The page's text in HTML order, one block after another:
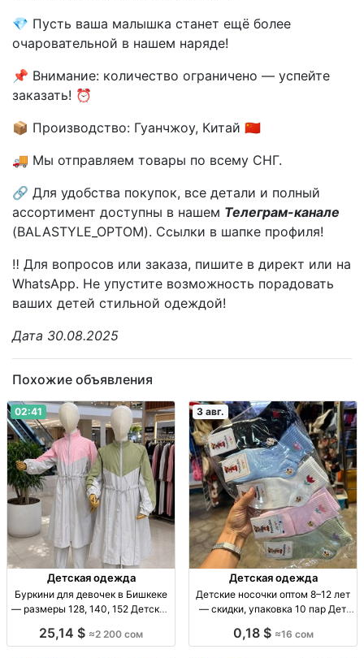
💎 Пусть ваша малышка станет ещё более
очаровательной в нашем наряде!
📌 Внимание: количество ограничено — успейте
заказать! ⏰
📦 Производство: Гуанчжоу, Китай 🇨🇳
🚚 Мы отправляем товары по всему СНГ.
🔗 Для удобства покупок, все детали и полный
ассортимент доступны в нашем Телеграм-канале
(BALASTYLE_OPTOM). Ссылки в шапке профиля!
‼️ Для вопросов или заказа, пишите в директ или на
WhatsApp. Не упустите возможность порадовать
ваших детей стильной одеждой!
Дата 30.08.2025
Похожие объявления
02:41
Детская одежда
Буркини для девочек в Бишкеке
— размеры 128, 140, 152 Детские
комбинированный верх, р-р
25,14 $ ≈2 200 сом
3 авг.
Детская одежда
Детские носочки оптом 8–12 лет
— скидки, упаковка 10 пар Дет.
16 сом
0,18 $ ≈16 сом